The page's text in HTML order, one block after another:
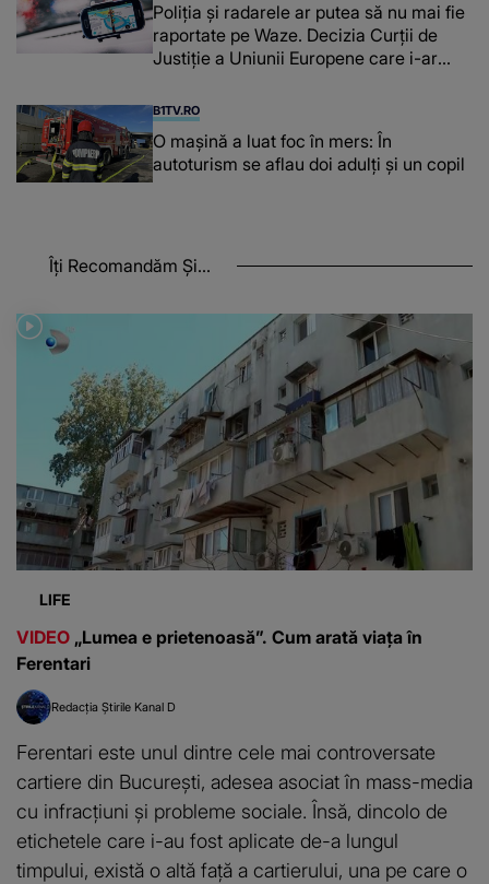
Poliţia şi radarele ar putea să nu mai fie
raportate pe Waze. Decizia Curţii de
Justiție a Uniunii Europene care i-ar
B1TV.RO
O maşină a luat foc în mers: În
autoturism se aflau doi adulți și un copil
Îți Recomandăm Și...
LIFE
VIDEO „Lumea e prietenoasă”. Cum arată viața în
Ferentari
Redacția Știrile Kanal D
Ferentari este unul dintre cele mai controversate
cartiere din București, adesea asociat în mass-media
cu infracțiuni și probleme sociale. Însă, dincolo de
etichetele care i-au fost aplicate de-a lungul
timpului, există o altă față a cartierului, una pe care o